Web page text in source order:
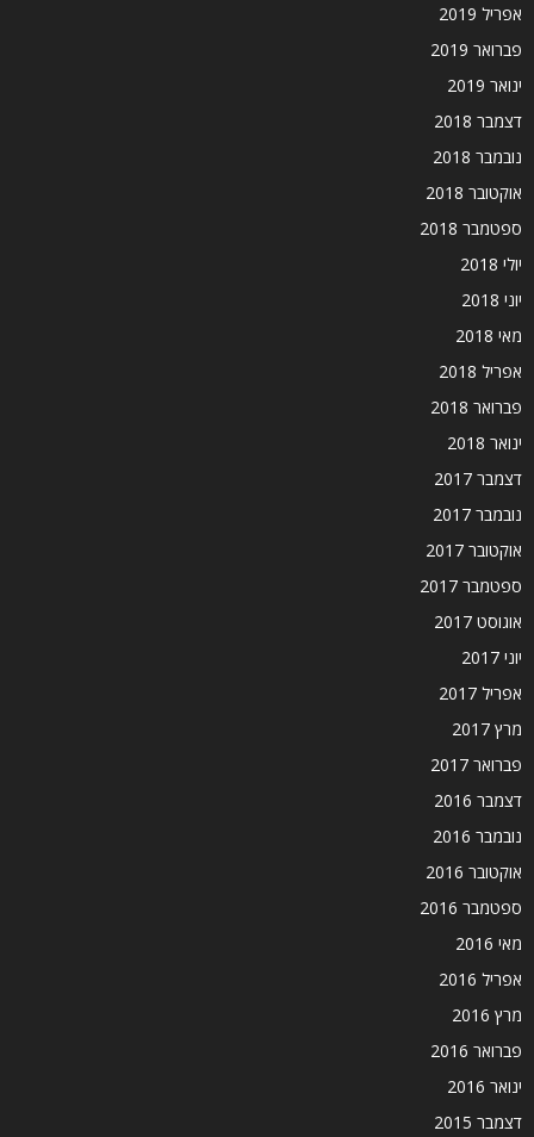
אפריל 2019
פברואר 2019
ינואר 2019
דצמבר 2018
נובמבר 2018
אוקטובר 2018
ספטמבר 2018
יולי 2018
יוני 2018
מאי 2018
אפריל 2018
פברואר 2018
ינואר 2018
דצמבר 2017
נובמבר 2017
אוקטובר 2017
ספטמבר 2017
אוגוסט 2017
יוני 2017
אפריל 2017
מרץ 2017
פברואר 2017
דצמבר 2016
נובמבר 2016
אוקטובר 2016
ספטמבר 2016
מאי 2016
אפריל 2016
מרץ 2016
פברואר 2016
ינואר 2016
דצמבר 2015